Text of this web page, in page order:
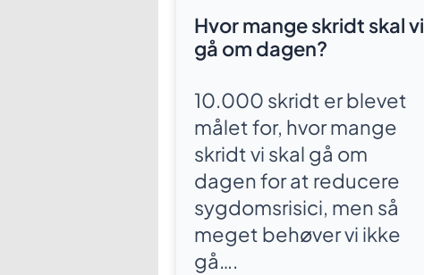
Hvor mange skridt skal vi
gå om dagen?
10.000 skridt er blevet
målet for, hvor mange
skridt vi skal gå om
dagen for at reducere
sygdomsrisici, men så
meget behøver vi ikke
gå….